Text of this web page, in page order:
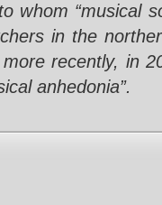
whom “musical
in the
recently, in
anhedonia”.